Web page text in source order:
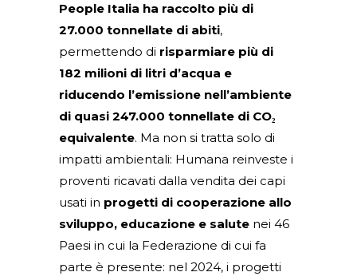
People Italia ha raccolto più di
27.000 tonnellate di abiti,
permettendo di risparmiare più di
182 milioni di litri d’acqua e
riducendo l’emissione nell’ambiente
di quasi 247.000 tonnellate di CO₂
equivalente. Ma non si tratta solo di
impatti ambientali: Humana reinveste i
proventi ricavati dalla vendita dei capi
usati in progetti di cooperazione allo
sviluppo, educazione e salute nei 46
Paesi in cui la Federazione di cui fa
parte è presente: nel 2024, i progetti